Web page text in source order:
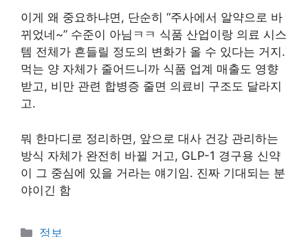
이게 왜 중요하냐면, 단순히 “주사에서 알약으로 바
뀌었네~” 수준이 아님ㅋㅋ 식품 산업이랑 의료 시스
템 전체가 흔들릴 정도의 변화가 올 수 있다는 거지.
먹는 양 자체가 줄어드니까 식품 업계 매출도 영향
받고, 비만 관련 합병증 줄면 의료비 구조도 달라지
고.
뭐 한마디로 정리하면, 앞으로 대사 건강 관리하는
방식 자체가 완전히 바뀔 거고, GLP-1 경구용 신약
이 그 중심에 있을 거라는 얘기임. 진짜 기대되는 분
야이긴 함
카
정보